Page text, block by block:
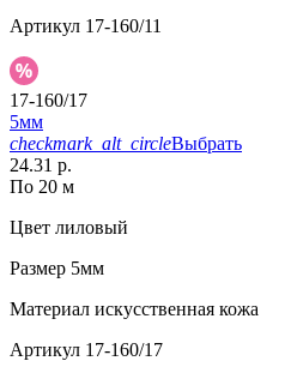
Артикул 17-160/11
17-160/17
5мм
checkmark_alt_circleВыбрать
24.31 р.
По 20 м
Цвет лиловый
Размер 5мм
Материал искусственная кожа
Артикул 17-160/17